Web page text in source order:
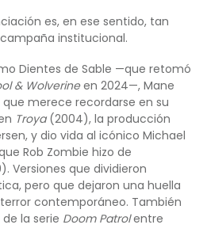
es, en ese sentido, tan
institucional.
Dientes de Sable —que retomó
& Wolverineen 2024—, Mane
merece recordarse en su
Troya(2004), la producción
y dio vida al icónico Michael
Rob Zombie hizo de
Versiones que dividieron
pero que dejaron una huella
contemporáneo. También
la serie Doom Patrolentre